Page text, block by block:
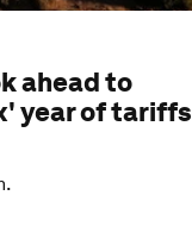
ahead to
year of tariffs